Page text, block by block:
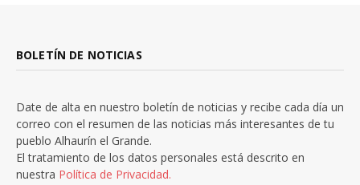
BOLETÍN DE NOTICIAS
Date de alta en nuestro boletín de noticias y recibe cada día un
correo con el resumen de las noticias más interesantes de tu
pueblo Alhaurín el Grande.
El tratamiento de los datos personales está descrito en
nuestra Política de Privacidad.